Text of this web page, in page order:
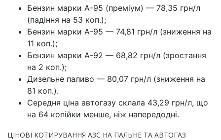
Бензин марки А-95 (преміум) — 78,35 грн/л
(падіння на 53 коп.);
Бензин марки А-95 — 74,81 грн/л (зниження на
11 коп.);
Бензин марки А-92 — 68,82 грн/л (зростання
на 2 коп.);
Дизельне паливо — 80,07 грн/л (зниження на
81 коп.).
Середня ціна автогазу склала 43,29 грн/л, що
на 64 копійки менше, ніж напередодні.
ЦІНОВІ КОТИРУВАННЯ АЗС НА ПАЛЬНЕ ТА АВТОГАЗ